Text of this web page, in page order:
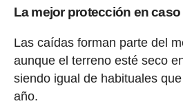
La mejor protección en
Las caídas forman parte del
aunque el terreno esté seco
siendo igual de habituales
año.